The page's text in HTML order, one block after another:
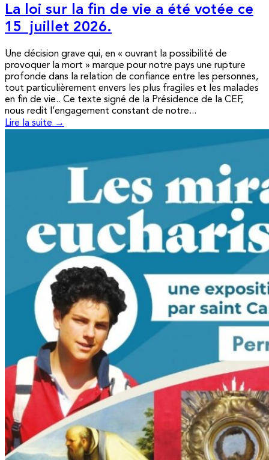
La loi sur la fin de vie a été votée ce
15 juillet 2026.
Une décision grave qui, en « ouvrant la possibilité de
provoquer la mort » marque pour notre pays une rupture
profonde dans la relation de confiance entre les personnes,
tout particulièrement envers les plus fragiles et les malades
en fin de vie.. Ce texte signé de la Présidence de la CEF,
nous redit l’engagement constant de notre...
Lire la suite →